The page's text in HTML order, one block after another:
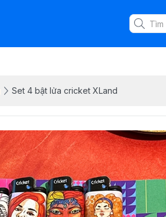
Set 4 bật lửa cricket XLand